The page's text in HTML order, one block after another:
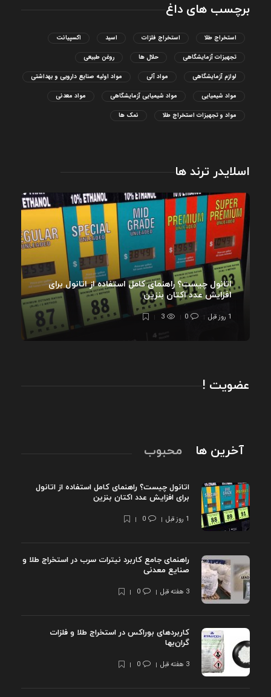
برچسب های داغ
استخراج طلا استخراج فلزات اسید اکسپیانت
تجهیزات آزمایشگاهی حلال ها روغن طبیعی
لوازم آزمایشگاهی مواد آلی مواد اولیه صنایع دارویی و بهداشتی
مواد شیمیایی مواد شیمیایی آزمایشگاهی مواد معدنی
مواد و تجهیزات استخراج طلا نمک ها
اسلایدر ترند ها
اتانول چیست؟ راهنمای کامل استفاده از اتانول برای
افزایش عدد اکتان بنزین
1 روز قبل 0
3
عضویت !
آخرین ها محبوب
اتانول چیست؟ راهنمای کامل استفاده از اتانول
برای افزایش عدد اکتان بنزین
1 روز قبل 0
راهنمای جامع کاربرد نیترات سرب در استخراج طلا و
صنایع معدنی
3 هفته قبل 0
کاربردهای بوراکس در استخراج طلا و فلزات
گران‌بها
3 هفته قبل 0